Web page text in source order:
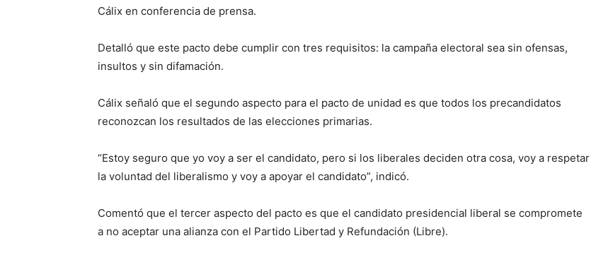
Cálix en conferencia de prensa.
Detalló que este pacto debe cumplir con tres requisitos: la campaña electoral sea sin ofensas,
insultos y sin difamación.
Cálix señaló que el segundo aspecto para el pacto de unidad es que todos los precandidatos
reconozcan los resultados de las elecciones primarias.
“Estoy seguro que yo voy a ser el candidato, pero si los liberales deciden otra cosa, voy a respetar
la voluntad del liberalismo y voy a apoyar el candidato”, indicó.
Comentó que el tercer aspecto del pacto es que el candidato presidencial liberal se compromete
a no aceptar una alianza con el Partido Libertad y Refundación (Libre).